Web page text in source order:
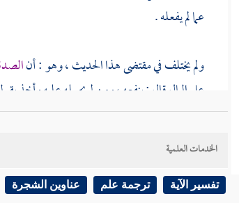
عما لم يفعله .
ولم يختلف في مقتضى هذا الحديث ، وهو : أن
على المال قال : ينفعه ، ومن لم يحمله عليه وأخذ
والحج إن شاء الله تعالى .
الخدمات العلمية
تفسير الآية ترجمة علم عناوين الشجرة